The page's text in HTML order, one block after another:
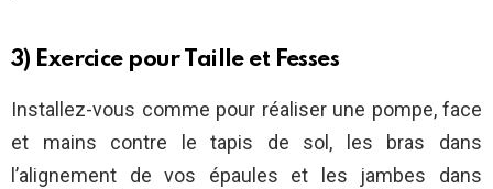
3) Exercice pour Taille et Fesses
Installez-vous comme pour réaliser une pompe, face
et mains contre le tapis de sol, les bras dans
l’alignement de vos épaules et les jambes dans